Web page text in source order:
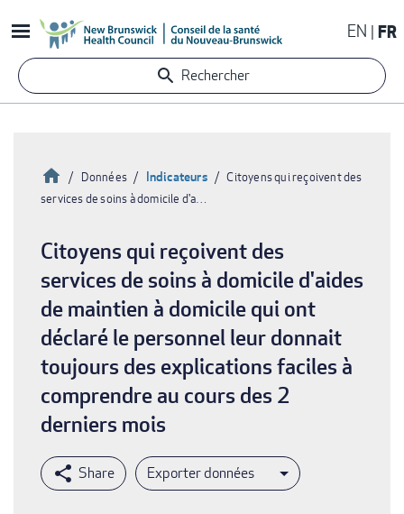
au
contenu
principal
EN FR
Rechercher
d'Ariane
Accueil
Données Indicateurs
Citoyens qui reçoivent des
services de soins à domicile d'a…
Citoyens qui reçoivent des
services de soins à domicile d'aides
de maintien à domicile qui ont
déclaré le personnel leur donnait
toujours des explications faciles à
comprendre au cours des 2
derniers mois
Exporter données